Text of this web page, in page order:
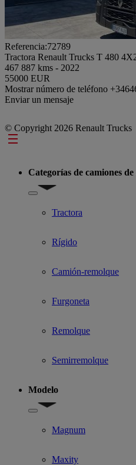
Referencia:72789
Tractora Renault Trucks T 480
467 887 kms - 2022
55000 EUR
Mostrar número de teléfono
Enviar un mensaje
© Copyright 2026 Renault Trucks
Footer
Categorías de camiones de
Show submenu for
Tractora
Rígido
Camión-remolque
Furgoneta
Remolque
Semirremolque
Modelo
Show submenu for Modelo
Magnum
Maxity